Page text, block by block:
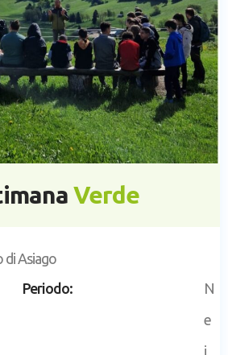
Verde
di Asiago
Periodo:
N
e
i